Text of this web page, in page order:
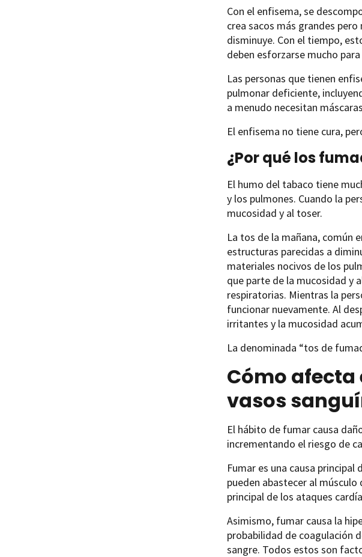
Con el enfisema, se
crea sacos más grandes
disminuye. Con el tiempo,
deben esforzarse mucho
Las personas que tienen
pulmonar deficiente,
a menudo necesitan
El enfisema no tiene cura,
¿Por qué los
El humo del tabaco tiene
y los pulmones. Cuando la
mucosidad y al toser.
La tos de la mañana, común
estructuras parecidas a
materiales nocivos de los
que parte de la mucosidad y
respiratorias. Mientras la
funcionar nuevamente. Al
irritantes y la mucosidad
La denominada “tos de
Cómo afecta
vasos
El hábito de fumar causa
incrementando el riesgo de
Fumar es una causa principal
pueden abastecer al músculo
principal de los ataques
Asimismo, fumar causa la
probabilidad de coagulación
sangre. Todos estos son